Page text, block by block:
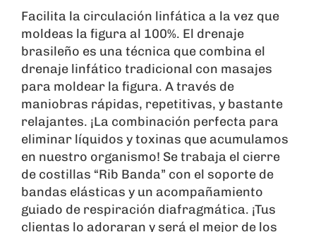
Facilita la circulación linfática a la vez que
moldeas la figura al 100%. El drenaje
brasileño es una técnica que combina el
drenaje linfático tradicional con masajes
para moldear la figura. A través de
maniobras rápidas, repetitivas, y bastante
relajantes. ¡La combinación perfecta para
eliminar líquidos y toxinas que acumulamos
en nuestro organismo! Se trabaja el cierre
de costillas “Rib Banda” con el soporte de
bandas elásticas y un acompañamiento
guiado de respiración diafragmática. ¡Tus
clientas lo adoraran y será el mejor de los